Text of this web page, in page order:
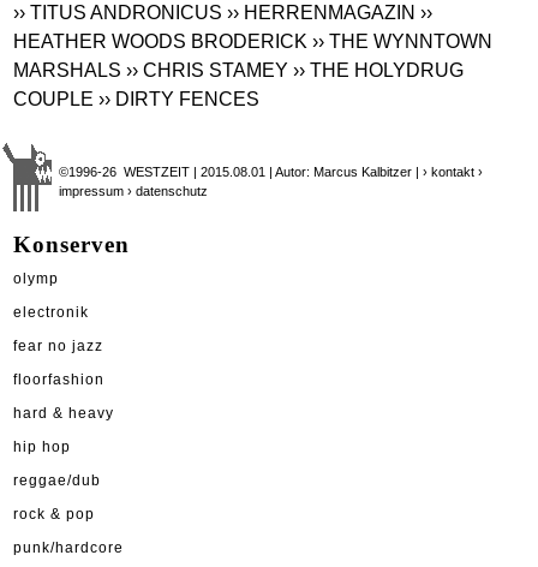
›› TITUS ANDRONICUS ›› HERRENMAGAZIN ››
HEATHER WOODS BRODERICK ›› THE WYNNTOWN
MARSHALS ›› CHRIS STAMEY ›› THE HOLYDRUG
COUPLE ›› DIRTY FENCES
©1996-26 WESTZEIT | 2015.08.01 | Autor: Marcus Kalbitzer |› kontakt ›
impressum › datenschutz
Konserven
olymp
electronik
fear no jazz
floorfashion
hard & heavy
hip hop
reggae/dub
rock & pop
punk/hardcore